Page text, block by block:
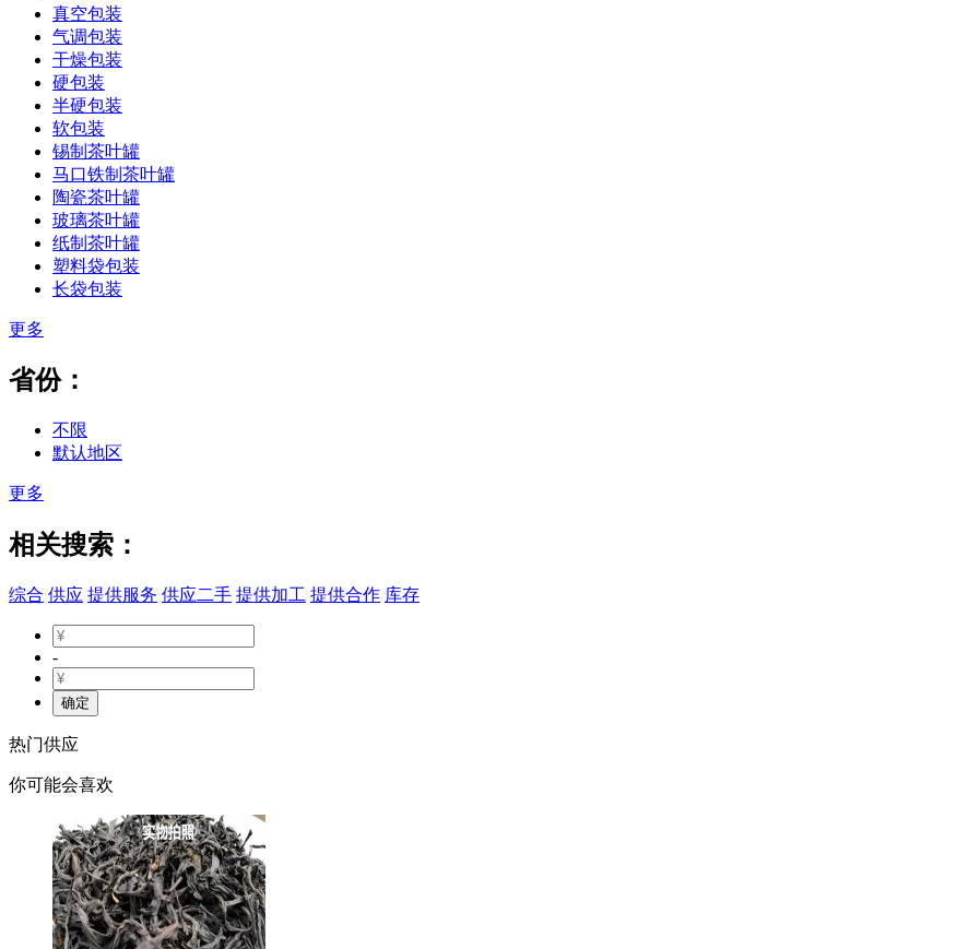
真空包装
气调包装
干燥包装
硬包装
半硬包装
软包装
锡制茶叶罐
马口铁制茶叶罐
陶瓷茶叶罐
玻璃茶叶罐
纸制茶叶罐
塑料袋包装
长袋包装
更多
省份：
不限
默认地区
更多
相关搜索：
综合 供应 提供服务 供应二手 提供加工 提供合作 库存
-
确定
热门供应
你可能会喜欢